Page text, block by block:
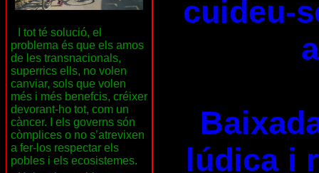
I tot té solució, el
problema és que els amos
de les transnacionals,
superrics ells, no volen
canviar, sols que volen
més i més benefcis, créixer
devorant-ho tot, com un
càncer. I els governs són
còmplices o no s’atrevixen
a fer-los respectar els
pobles i els ecosistemes.
cuideu-
lúdica i